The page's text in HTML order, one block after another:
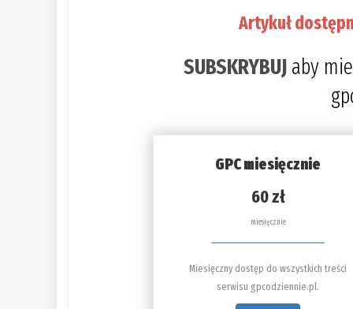
Artykuł
SUBSKRYBUJaby
GPC miesięcznie
60 zł
miesięcznie
Miesięczny dostęp do wszystkich treści
serwisu gpcodziennie.pl.